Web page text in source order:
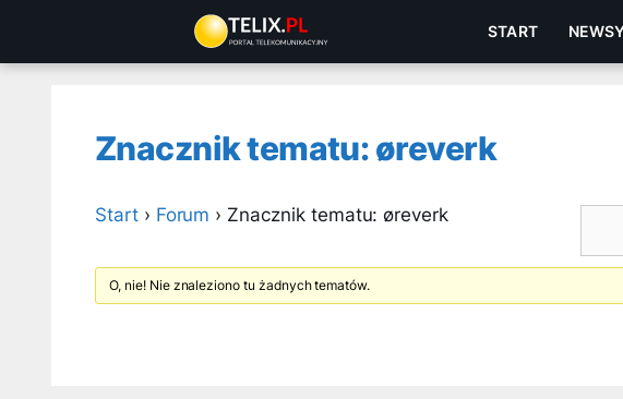
treści
START
Znacznik tematu: øreverk
Start › Forum › Znacznik tematu: øreverk
O, nie! Nie znaleziono tu żadnych tematów.